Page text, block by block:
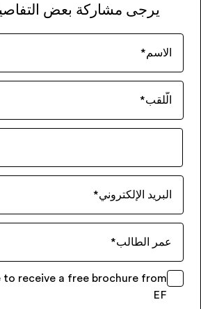
يرجى مشاركة بعض
الاسم*
الّلقب*
البريد الإلكتروني*
عمر الطالب*
to receive a free brochure from
EF